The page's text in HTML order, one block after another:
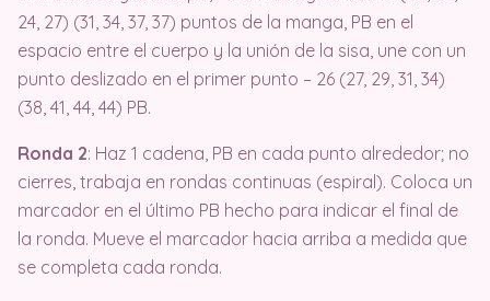
24, 27) (31, 34, 37, 37) puntos de la manga, PB en el
espacio entre el cuerpo y la unión de la sisa, une con un
punto deslizado en el primer punto – 26 (27, 29, 31, 34)
(38, 41, 44, 44) PB.
Ronda 2: Haz 1 cadena, PB en cada punto alrededor; no
cierres, trabaja en rondas continuas (espiral). Coloca un
marcador en el último PB hecho para indicar el final de
la ronda. Mueve el marcador hacia arriba a medida que
se completa cada ronda.